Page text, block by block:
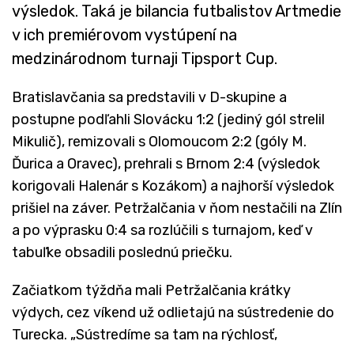
výsledok. Taká je bilancia futbalistov Artmedie
v ich premiérovom vystúpení na
medzinárodnom turnaji Tipsport Cup.
Bratislavčania sa predstavili v D-skupine a
postupne podľahli Slovácku 1:2 (jediný gól strelil
Mikulič), remizovali s Olomoucom 2:2 (góly M.
Ďurica a Oravec), prehrali s Brnom 2:4 (výsledok
korigovali Halenár s Kozákom) a najhorší výsledok
prišiel na záver. Petržalčania v ňom nestačili na Zlín
a po výprasku 0:4 sa rozlúčili s turnajom, keď v
tabuľke obsadili poslednú priečku.
Začiatkom týždňa mali Petržalčania krátky
výdych, cez víkend už odlietajú na sústredenie do
Turecka. „Sústredíme sa tam na rýchlosť,